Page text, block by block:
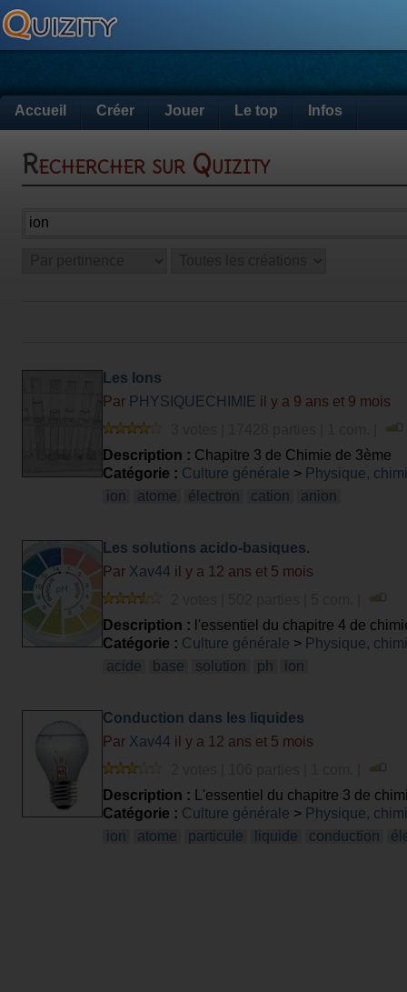
Accueil Créer Jouer Le top Infos
Rechercher sur Quizity
Les Ions
Par PHYSIQUECHIMIE il y a 9 ans et 9 mois
Description : Chapitre 3 de Chimie de 3ème
Catégorie : Culture générale > Physique,
ion
atome électron cation anion
Les solutions acido-basiques.
Par Xav44 il y a 12 ans et 5 mois
Description : l'essentiel du chapitre 4 de
Catégorie : Culture générale > Physique,
acide
base solution ph ion
Conduction dans les liquides
Par Xav44 il y a 12 ans et 5 mois
Description : L'essentiel du chapitre 3 de
Catégorie : Culture générale > Physique,
ion
atome particule liquide conduction